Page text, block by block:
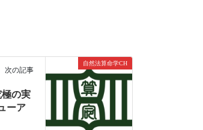
自然法算命学CH
次の記事
の実
ーア